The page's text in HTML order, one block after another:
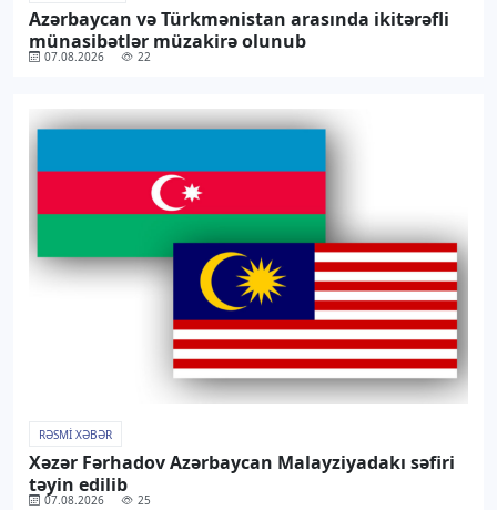
Azərbaycan və Türkmənistan arasında ikitərəfli
münasibətlər müzakirə olunub
07.08.2026 22
RƏSMI XƏBƏR
Xəzər Fərhadov Azərbaycan Malayziyadakı səfiri
təyin edilib
07.08.2026 25